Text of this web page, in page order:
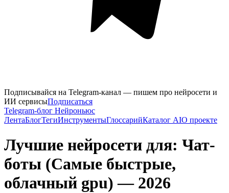
Подписывайся на Telegram-канал — пишем про нейросети и
ИИ сервисыПодписаться
Telegram-блог Нейроньюс
ЛентаБлогТегиИнструментыГлоссарийКаталог AIО проекте
Лучшие нейросети для: Чат-
боты (Самые быстрые,
облачный gpu) — 2026